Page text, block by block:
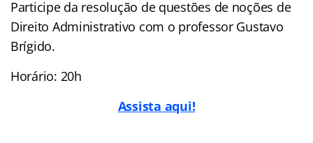
Participe da resolução de questões de noções de
Direito Administrativo com o professor Gustavo
Brígido.
Horário: 20h
Assista aqui!